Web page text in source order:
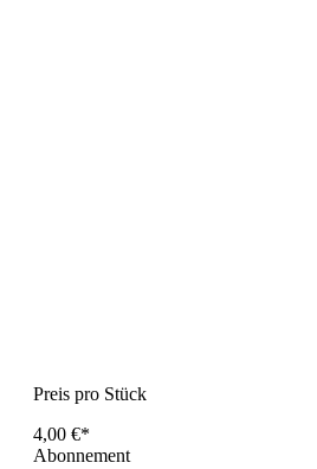
Preis pro Stück
4,00 €*
Abonnement